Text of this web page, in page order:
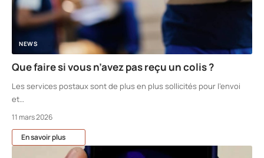
NEWS
Que faire si vous n’avez pas reçu un colis ?
Les services postaux sont de plus en plus sollicités pour l'envoi
et…
11 mars 2026
En savoir plus